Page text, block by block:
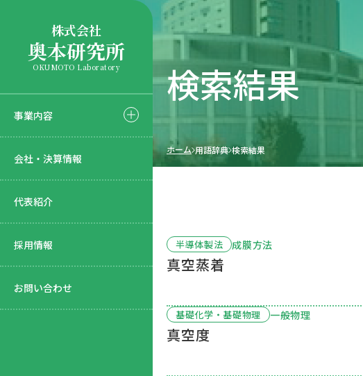
株式会社
奥本研究所
OKUMOTO Laboratory
事業内容
会社・決算情報
代表紹介
採用情報
お問い合わせ
検索結果
ホーム 用語辞典 検索結果
半導体製法 成膜方法
真空蒸着
基礎化学・基礎物理 一般物理
真空度